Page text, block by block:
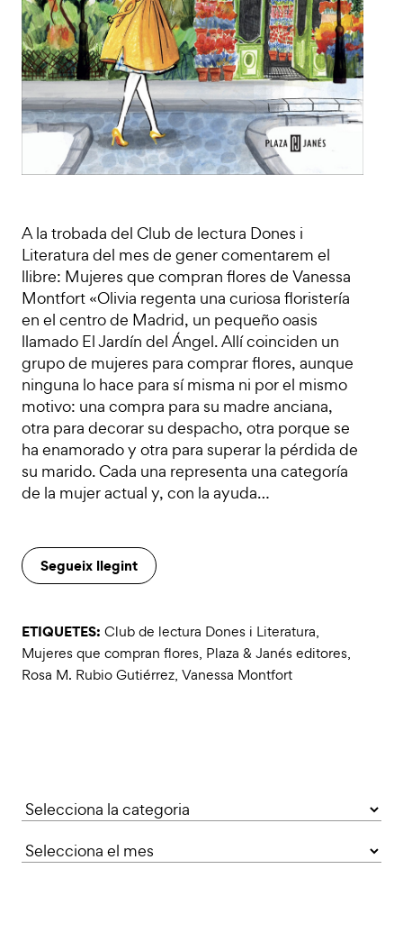
A la trobada del Club de lectura Dones i
Literatura del mes de gener comentarem el
llibre: Mujeres que compran flores de Vanessa
Montfort «Olivia regenta una curiosa floristería
en el centro de Madrid, un pequeño oasis
llamado El Jardín del Ángel. Allí coinciden un
grupo de mujeres para comprar flores, aunque
ninguna lo hace para sí misma ni por el mismo
motivo: una compra para su madre anciana,
otra para decorar su despacho, otra porque se
ha enamorado y otra para superar la pérdida de
su marido. Cada una representa una categoría
de la mujer actual y, con la ayuda…
Segueix llegint
ETIQUETES: Club de lectura Dones i Literatura,
Mujeres que compran flores, Plaza & Janés editores,
Rosa M. Rubio Gutiérrez, Vanessa Montfort
Categories